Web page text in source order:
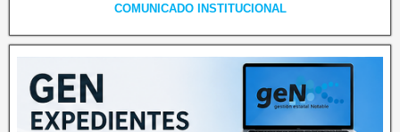
COMUNICADO INSTITUCIONAL